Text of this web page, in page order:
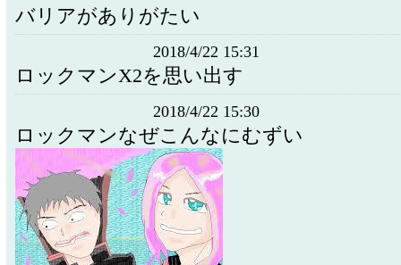
バリアがありがたい
2018/4/22 15:31
ロックマンX2を思い出す
2018/4/22 15:30
ロックマンなぜこんなにむずい